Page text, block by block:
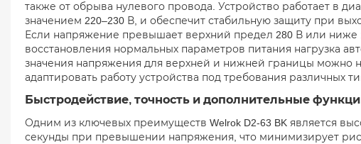
также от обрыва нулевого провода. Устройство работает в
значением 220–230 В, и обеспечит стабильную защиту при
Если напряжение превышает верхний предел 280 В или ниже
восстановления нормальных параметров питания нагрузка
значения напряжения для верхней и нижней границы можно
адаптировать работу устройства под требования различных
Быстродействие, точность и дополнительные
Одним из ключевых преимуществ Welrok D2-63 BK является
секунды при превышении напряжения, что минимизирует